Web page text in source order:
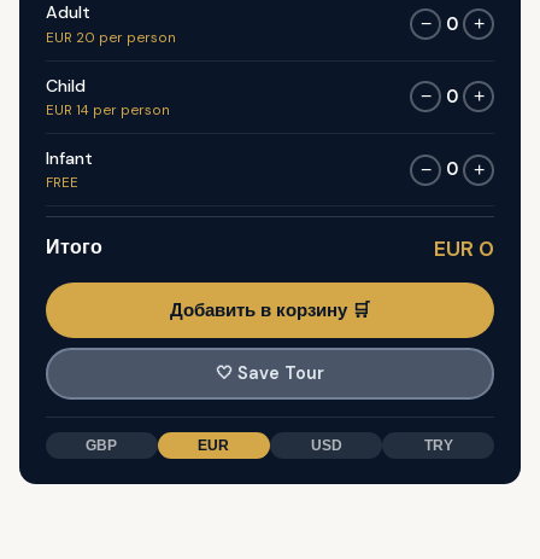
Adult
EUR 20 per person
− 0 +
Child
EUR 14 per person
− 0 +
Infant
FREE
− 0 +
Итого EUR 0
Добавить в корзину 🛒
🤍 Save Tour
GBP EUR USD TRY